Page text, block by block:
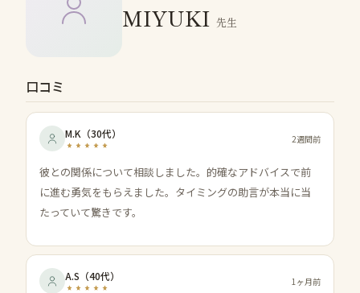
MIYUKI 先生
口コミ
M.K （30代） 2週間前
彼との関係について相談しました。的確なアドバイスで前
に進む勇気をもらえました。タイミングの助言が本当に当
たっていて驚きです。
A.S （40代） 1ヶ月前